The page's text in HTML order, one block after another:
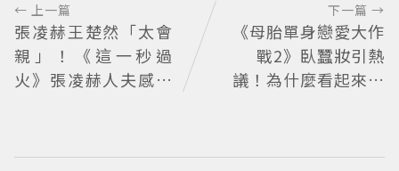
← 上一篇
張凌赫王楚然「太會
親」！《這一秒過
火》張凌赫人夫感爆
下一篇 →
《母胎單身戀愛大作
戰2》臥蠶妝引熱
議！為什麼看起來這